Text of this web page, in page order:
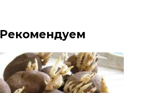
Рекомендуем